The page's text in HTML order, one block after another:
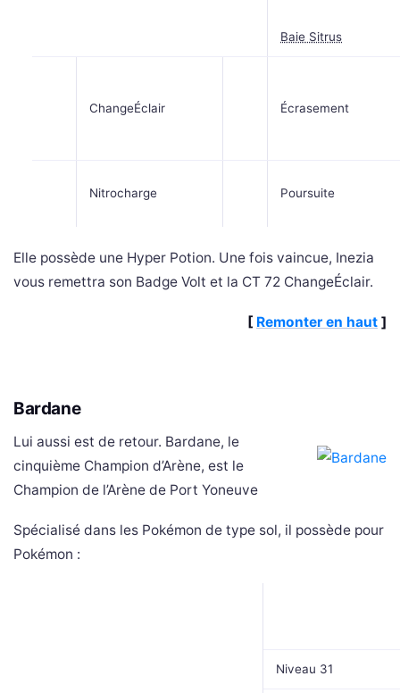
Baie Sitrus
ChangeÉclair Écrasement
Nitrocharge Poursuite
Elle possède une Hyper Potion. Une fois vaincue, Inezia
vous remettra son Badge Volt et la CT 72 ChangeÉclair.
[ Remonter en haut ]
Bardane
Lui aussi est de retour. Bardane, le
cinquième Champion d’Arène, est le
Champion de l’Arène de Port Yoneuve
Spécialisé dans les Pokémon de type sol, il possède pour
Pokémon :
Niveau 31